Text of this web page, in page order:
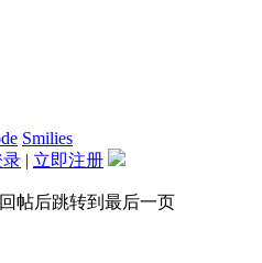
Smilies
录 | 立即注册
回帖后跳转到最后一页